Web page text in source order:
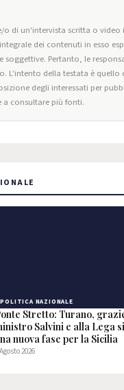
di un'intervista scritta o
dei contenuti in esso
Pertanto, le
L'intento della testata è
degli interessati per
consultare più fonti.
POLITICA NAZIONALE
Stretto: Turano,
Salvini e alla Lega
nuova fase per la Sicilia
2026